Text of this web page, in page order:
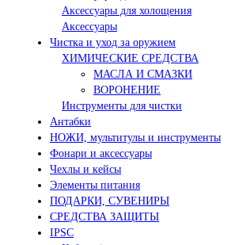
Аксессуары для холощения
Аксессуары
Чистка и уход за оружием
ХИМИЧЕСКИЕ СРЕДСТВА
МАСЛА И СМАЗКИ
ВОРОНЕНИЕ
Инструменты для чистки
Антабки
НОЖИ, мультитулы и инструменты
Фонари и аксессуары
Чехлы и кейсы
Элементы питания
ПОДАРКИ, СУВЕНИРЫ
СРЕДСТВА ЗАЩИТЫ
IPSC